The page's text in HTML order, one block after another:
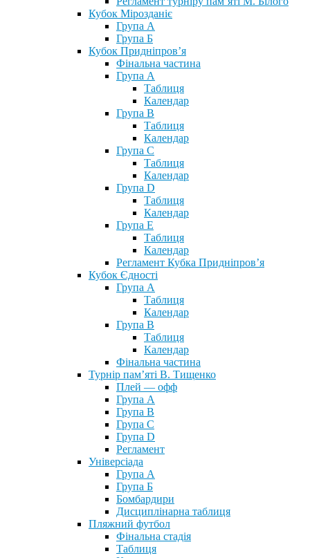
Кубок Мірозданіє
Група А
Група Б
Кубок Придніпров’я
Фінальна частина
Група А
Таблиця
Календар
Група В
Таблиця
Календар
Група С
Таблиця
Календар
Група D
Таблиця
Календар
Група Е
Таблиця
Календар
Регламент Кубка Придніпров’я
Кубок Єдності
Група А
Таблиця
Календар
Група В
Таблиця
Календар
Фінальна частина
Турнір пам’яті В. Тищенко
Плей — офф
Група А
Група B
Група С
Група D
Регламент
Універсіада
Група А
Група Б
Бомбардири
Дисциплінарна таблиця
Пляжний футбол
Фінальна стадія
Таблиця